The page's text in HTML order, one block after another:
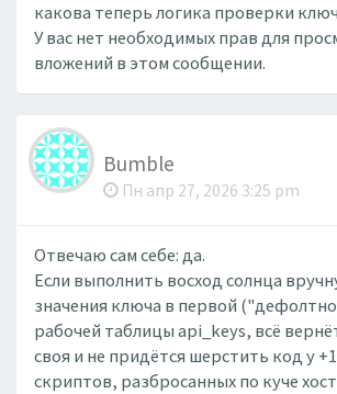
какова теперь логика проверки
У вас нет необходимых прав для
вложений в этом сообщении.
Bumble
Пн апр 27, 2026 3:25 pm
Отвечаю сам себе: да.
Если выполнить восход солнца
значения ключа в первой
рабочей таблицы api_keys, всё
своя и не придётся шерстить код у
скриптов, разбросанных по куче